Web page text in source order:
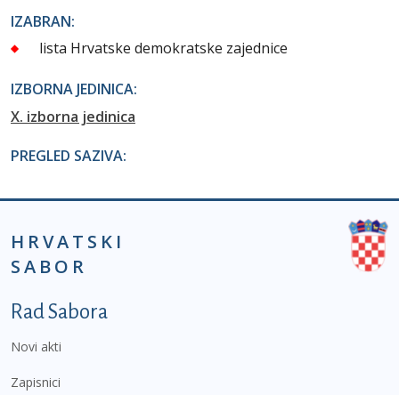
IZABRAN:
lista Hrvatske demokratske zajednice
IZBORNA JEDINICA:
X. izborna jedinica
PREGLED SAZIVA:
HRVATSKI
SABOR
Podnožje prvi izbornik
Rad Sabora
Novi akti
Zapisnici